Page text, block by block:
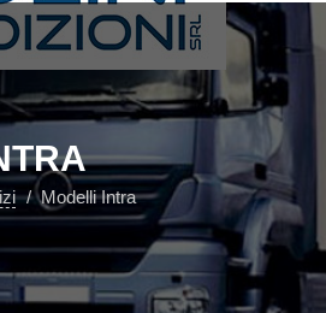
Modelli Intra